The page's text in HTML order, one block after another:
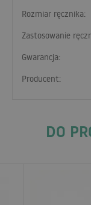
Rozmiar ręcznika:
Zastosowanie
Gwarancja:
Producent:
DO